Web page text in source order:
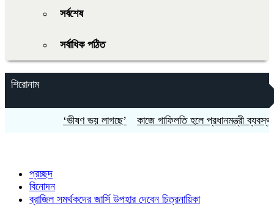
সর্বশেষ
সর্বাধিক পঠিত
শিরোনাম
‘ভীষণ ভয় লাগছে’ কাজে গাফিলতি হলে প্রধানমন্ত্রী ব্যবস্থা
প্রচ্ছদ
বিনোদন
ব্রাজিল সমর্থকদের জার্সি উপহার দেবেন চিত্রনায়িকা